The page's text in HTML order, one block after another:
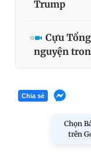
Trump
Cựu
nguyện
Chia sẻ
Chọn
trên